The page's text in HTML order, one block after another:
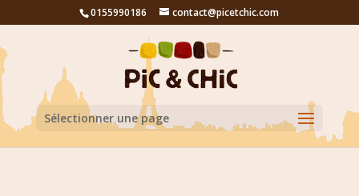
0155990186 contact@picetchic.com
Sélectionner une page